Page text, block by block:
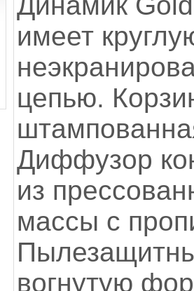
имеет
цепью.
Диффузор
из
массы с
вогнутую